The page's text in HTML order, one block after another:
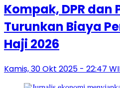
Kompak, DPR dan
Turunkan Biaya
Haji 2026
Kamis, 30 Okt 2025 - 22:47